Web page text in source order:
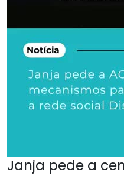
Janja pede a